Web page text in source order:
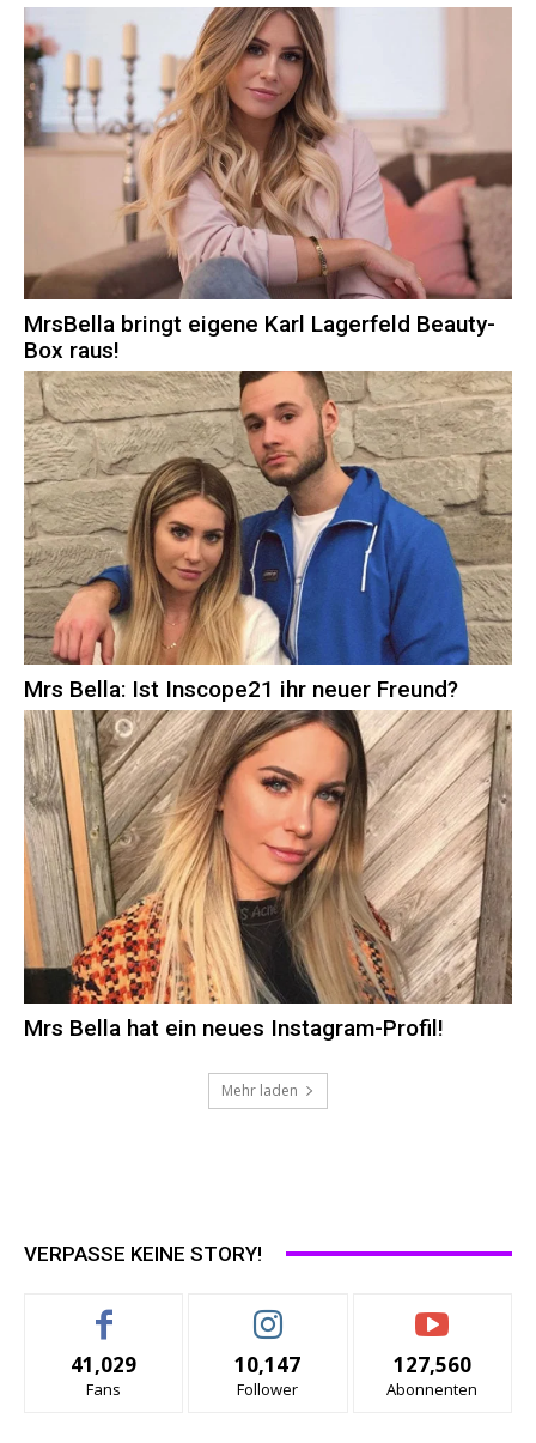
MrsBella bringt eigene Karl Lagerfeld Beauty-
Box raus!
Mrs Bella: Ist Inscope21 ihr neuer Freund?
Mrs Bella hat ein neues Instagram-Profil!
Mehr laden
VERPASSE KEINE STORY!
41,029
Fans
10,147
Follower
127,560
Abonnenten